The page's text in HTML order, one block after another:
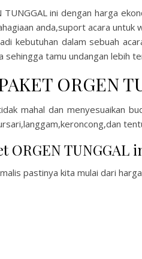
ini dengan harga
anda,suport acara
kebutuhan dalam sebuah
sehingga tamu undangan lebih
ORGEN
mahal dan menyesuaikan
ORGEN TUNGGAL
pastinya kita mulai dari